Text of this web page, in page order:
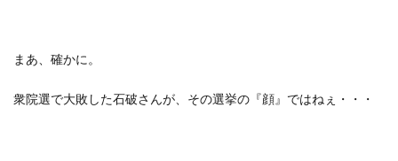
まあ、確かに。
衆院選で大敗した石破さんが、その選挙の『顔』ではねぇ・・・